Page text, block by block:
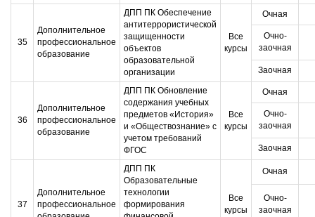
35
Дополнительное
профессиональное
образование
ДПП ПК Обеспечение
антитеррористической
защищенности
объектов
образовательной
организации
Все
курсы
Очная
Очно-
заочная
Заочная
36
Дополнительное
профессиональное
образование
ДПП ПК Обновление
содержания учебных
предметов «История»
и «Обществознание» с
учетом требований
ФГОС
Все
курсы
Очная
Очно-
заочная
Заочная
37
Дополнительное
профессиональное
ДПП ПК
Образовательные
технологии
формирования
Все
курсы
Очная
Очно-
заочная